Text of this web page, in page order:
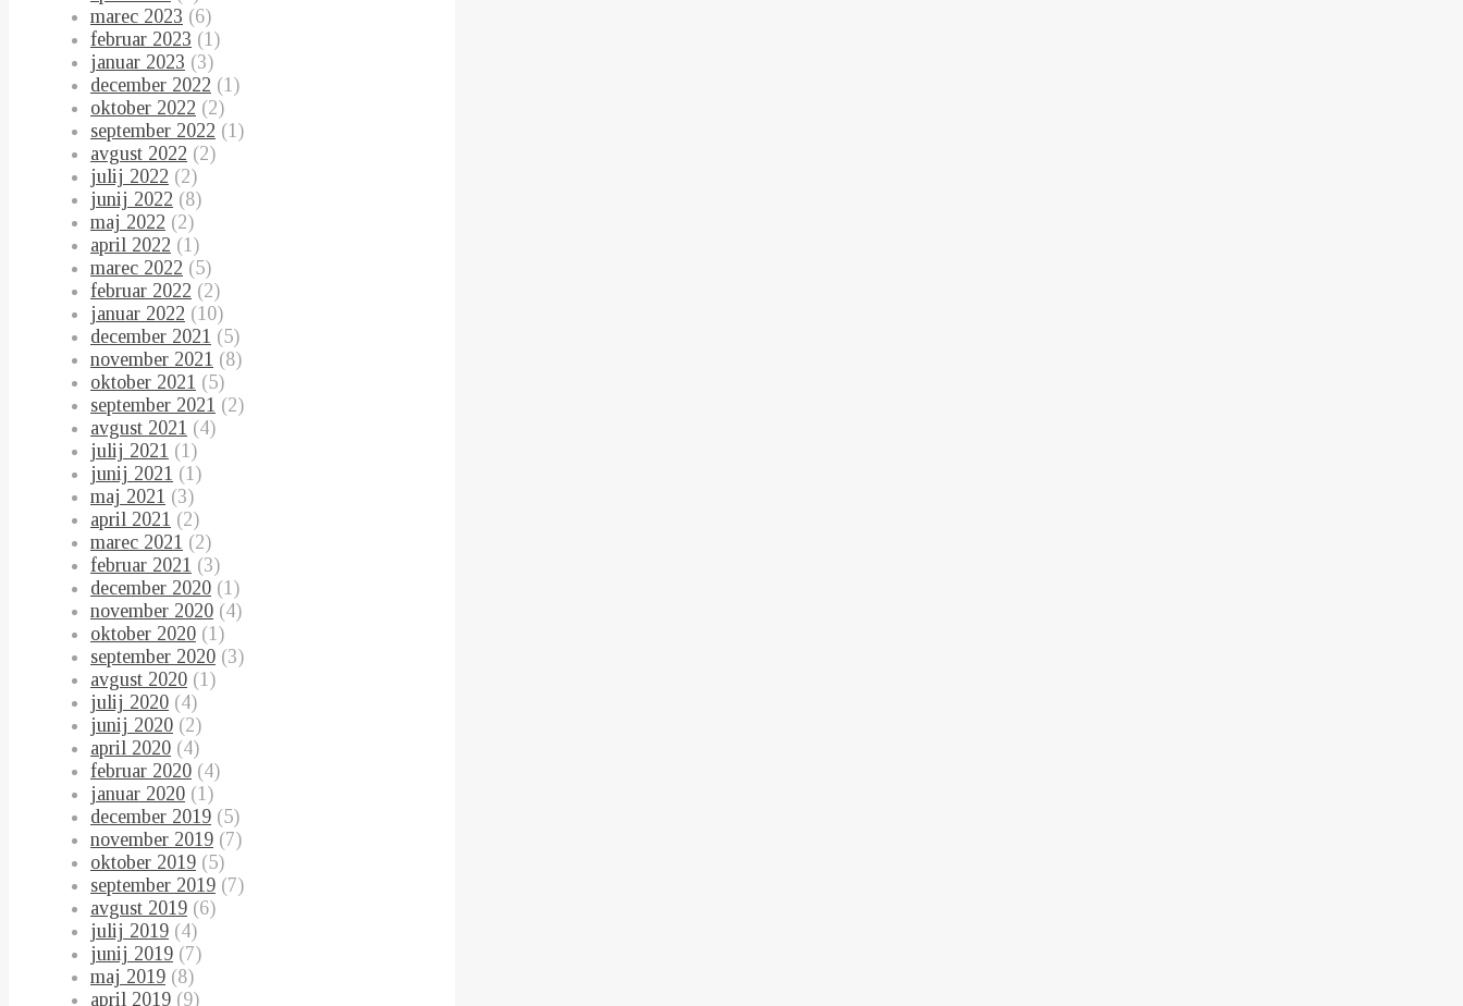
marec 2023 (6)
februar 2023 (1)
januar 2023 (3)
december 2022 (1)
oktober 2022 (2)
september 2022 (1)
avgust 2022 (2)
julij 2022 (2)
junij 2022 (8)
maj 2022 (2)
april 2022 (1)
marec 2022 (5)
februar 2022 (2)
januar 2022 (10)
december 2021 (5)
november 2021 (8)
oktober 2021 (5)
september 2021 (2)
avgust 2021 (4)
julij 2021 (1)
junij 2021 (1)
maj 2021 (3)
april 2021 (2)
marec 2021 (2)
februar 2021 (3)
december 2020 (1)
november 2020 (4)
oktober 2020 (1)
september 2020 (3)
avgust 2020 (1)
julij 2020 (4)
junij 2020 (2)
april 2020 (4)
februar 2020 (4)
januar 2020 (1)
december 2019 (5)
november 2019 (7)
oktober 2019 (5)
september 2019 (7)
avgust 2019 (6)
julij 2019 (4)
junij 2019 (7)
maj 2019 (8)
april 2019 (9)